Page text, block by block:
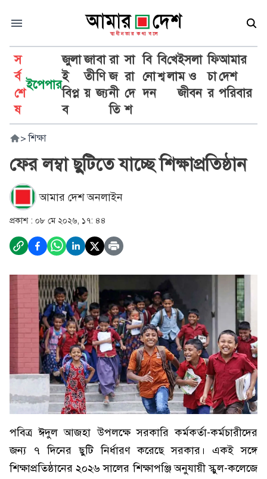
স
র্ব
শে
ষ
ইপেপার
জুলা
ই
বিপ্ল
ব
জা
তী
য়
বা
ণি
জ্য
রা
জ
নী
তি
সা
রা
দে
শ
বি
নো
দন
বি
শ্ব
খে
লা
ইসলা
ম ও
জীবন
ফি
চা
র
আমার
দেশ
পরিবার
> শিক্ষা
ফের লম্বা ছুটিতে যাচ্ছে শিক্ষাপ্রতিষ্ঠান
আমার দেশ অনলাইন
প্রকাশ : ০৮ মে ২০২৬, ১৭: ৪৪
পবিত্র ঈদুল আজহা উপলক্ষে সরকারি কর্মকর্তা-কর্মচারীদের
জন্য ৭ দিনের ছুটি নির্ধারণ করেছে সরকার। একই সঙ্গে
শিক্ষাপ্রতিষ্ঠানের ২০২৬ সালের শিক্ষাপঞ্জি অনুযায়ী স্কুল-কলেজে